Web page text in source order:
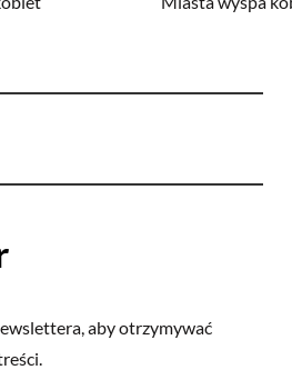
aby otrzymywać